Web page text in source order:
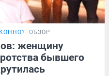
ОБЗОР
женщину
бывшего